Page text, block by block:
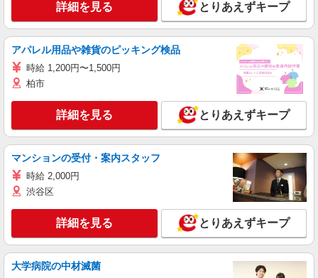
詳細を見る とりあえずキープ
アパレル用品や雑貨のピッキング検品
時給 1,200円〜1,500円
柏市
詳細を見る とりあえずキープ
マンションの受付・案内スタッフ
時給 2,000円
渋谷区
詳細を見る とりあえずキープ
大学病院の中材滅菌